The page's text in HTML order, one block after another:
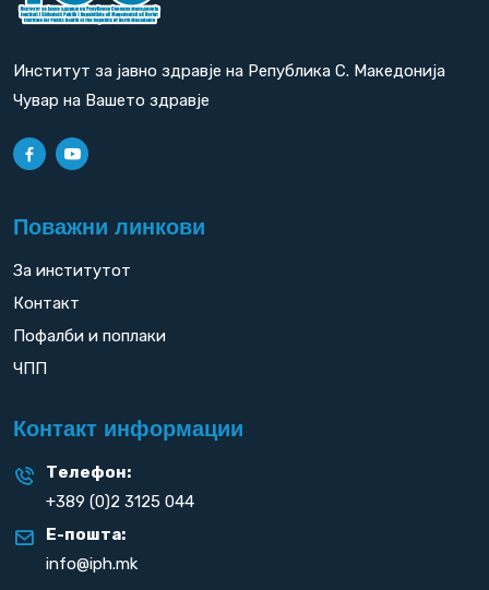
Институт за јавно здравје на Република С. Македонија
Чувар на Вашето здравје
Поважни линкови
За институтот
Контакт
Пофалби и поплаки
ЧПП
Контакт информации
Телефон:
+389 (0)2 3125 044
Е-пошта:
info@iph.mk